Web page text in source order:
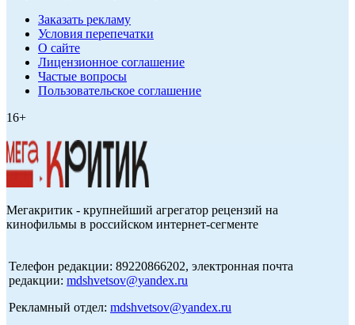
Заказать рекламу
Условия перепечатки
О сайте
Лицензионное соглашение
Частые вопросы
Пользовательское соглашение
16+
Мегакритик - крупнейший агрегатор рецензий на
кинофильмы в российском интернет-сегменте
Телефон редакции: 89220866202, электронная почта
редакции: mdshvetsov@yandex.ru
Рекламный отдел: mdshvetsov@yandex.ru